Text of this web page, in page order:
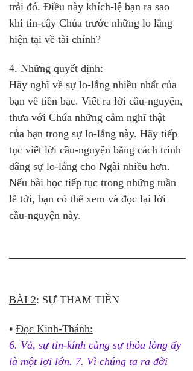
trải đó. Điều này khích-lệ bạn ra sao
khi tin-cậy Chúa trước những lo lắng
hiện tại về tài chính?
4. Những quyết định:
Hãy nghĩ về sự lo-lắng nhiều nhất của
bạn về tiền bạc. Viết ra lời cầu-nguyện,
thưa với Chúa những cảm nghĩ thật
của bạn trong sự lo-lắng này. Hãy tiếp
tục viết lời cầu-nguyện bằng cách trình
dâng sự lo-lắng cho Ngài nhiều hơn.
Nếu bài học tiếp tục trong những tuần
lễ tới, bạn có thể xem và đọc lại lời
cầu-nguyện này.
BÀI 2: SỰ THAM TIỀN
• Đọc Kinh-Thánh:
6. Vả, sự tin-kính cùng sự thỏa lòng ấy
là một lợi lớn. 7. Vì chúng ta ra đời